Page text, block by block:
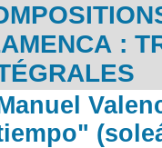
: